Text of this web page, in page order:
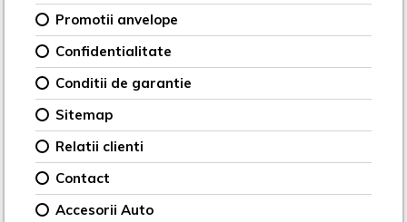
Promotii anvelope
Confidentialitate
Conditii de garantie
Sitemap
Relatii clienti
Contact
Accesorii Auto